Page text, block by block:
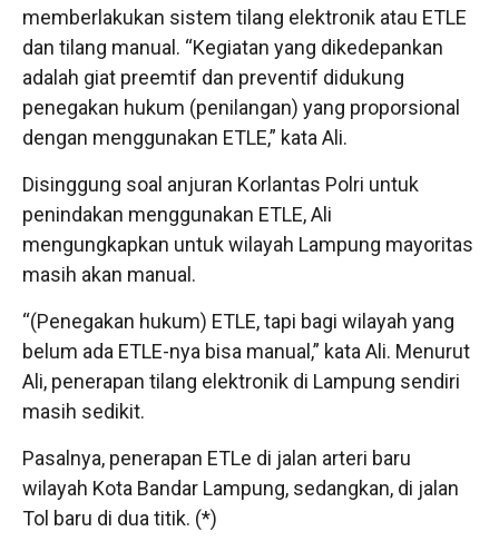
memberlakukan sistem tilang elektronik atau ETLE
dan tilang manual. “Kegiatan yang dikedepankan
adalah giat preemtif dan preventif didukung
penegakan hukum (penilangan) yang proporsional
dengan menggunakan ETLE,” kata Ali.
Disinggung soal anjuran Korlantas Polri untuk
penindakan menggunakan ETLE, Ali
mengungkapkan untuk wilayah Lampung mayoritas
masih akan manual.
“(Penegakan hukum) ETLE, tapi bagi wilayah yang
belum ada ETLE-nya bisa manual,” kata Ali. Menurut
Ali, penerapan tilang elektronik di Lampung sendiri
masih sedikit.
Pasalnya, penerapan ETLe di jalan arteri baru
wilayah Kota Bandar Lampung, sedangkan, di jalan
Tol baru di dua titik. (*)